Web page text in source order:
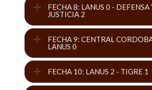
FECHA 8: LANUS 0 - DEFENSA
JUSTICIA 2
FECHA 9: CENTRAL
LANUS 0
FECHA 10: LANUS 2 - TIGRE 1